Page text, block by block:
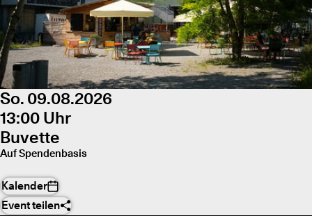
So. 09.08.2026
13:00 Uhr
Buvette
Auf Spendenbasis
Kalender
Event teilen